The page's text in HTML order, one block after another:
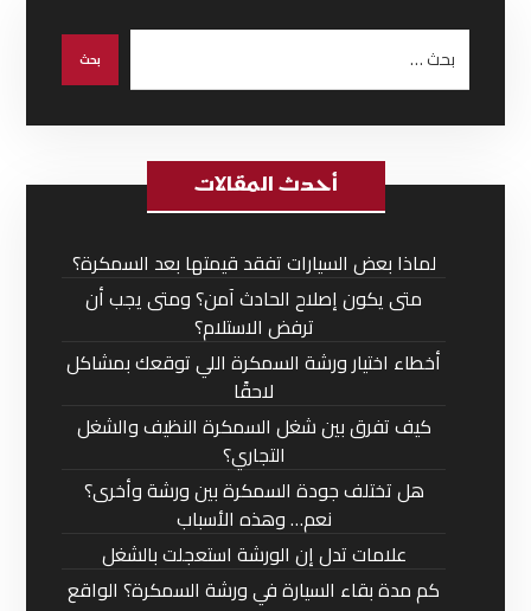
أحدث المقالات
لماذا بعض السيارات تفقد قيمتها بعد السمكرة؟
متى يكون إصلاح الحادث آمن؟ ومتى يجب أن
ترفض الاستلام؟
أخطاء اختيار ورشة السمكرة اللي توقعك بمشاكل
لاحقًا
كيف تفرق بين شغل السمكرة النظيف والشغل
التجاري؟
هل تختلف جودة السمكرة بين ورشة وأخرى؟
نعم… وهذه الأسباب
علامات تدل إن الورشة استعجلت بالشغل
كم مدة بقاء السيارة في ورشة السمكرة؟ الواقع